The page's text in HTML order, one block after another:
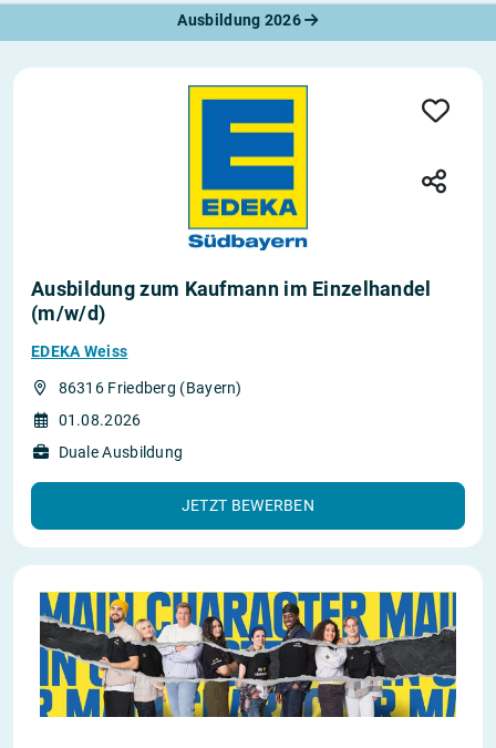
Ausbildung 2026
Ausbildung zum Kaufmann im Einzelhandel
(m/w/d)
EDEKA Weiss
86316 Friedberg (Bayern)
01.08.2026
Duale Ausbildung
JETZT BEWERBEN